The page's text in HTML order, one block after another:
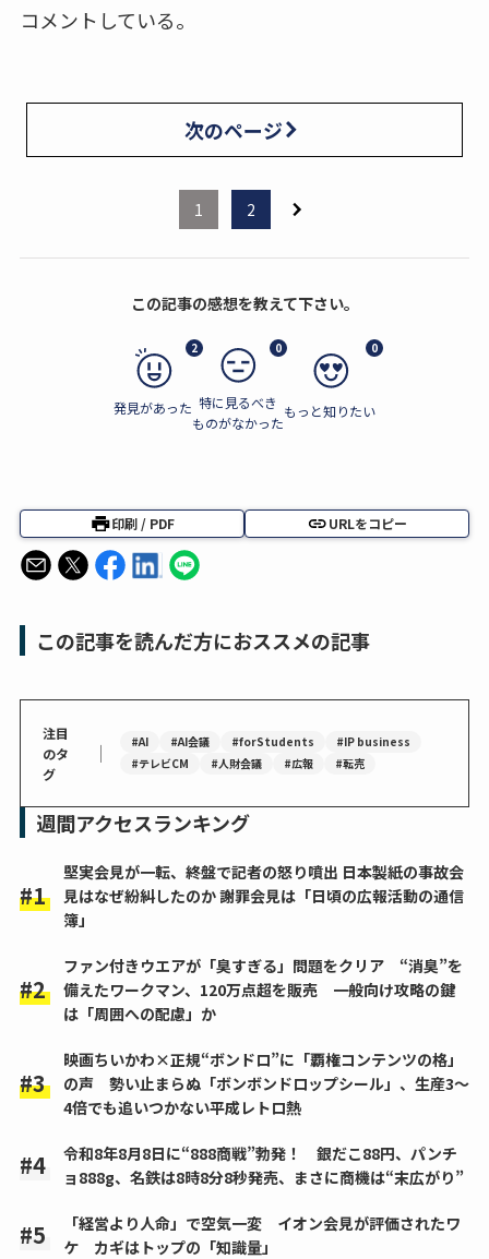
コメントしている。
次のページ
1 2
この記事の感想を教えて下さい。
2
発見があった
0
特に見るべき
ものがなかった
0
もっと知りたい
印刷 / PDF URLをコピー
この記事を読んだ方におススメの記事
注目
のタ
グ
｜ #AI #AI会議 #forStudents
#IP business
#テレビCM
#人財会議 #広報 #転売
週間アクセスランキング
堅実会見が一転、終盤で記者の怒り噴出 日本製紙の事故会
見はなぜ紛糾したのか 謝罪会見は「日頃の広報活動の通信
簿」
ファン付きウエアが「臭すぎる」問題をクリア “消臭”を
備えたワークマン、120万点超を販売 一般向け攻略の鍵
は「周囲への配慮」か
映画ちいかわ×正規“ボンドロ”に「覇権コンテンツの格」
の声 勢い止まらぬ「ボンボンドロップシール」、生産3～
4倍でも追いつかない平成レトロ熱
令和8年8月8日に“888商戦”勃発！ 銀だこ88円、パンチ
ョ888g、名鉄は8時8分8秒発売、まさに商機は“末広がり”
「経営より人命」で空気一変 イオン会見が評価されたワ
ケ カギはトップの「知識量」